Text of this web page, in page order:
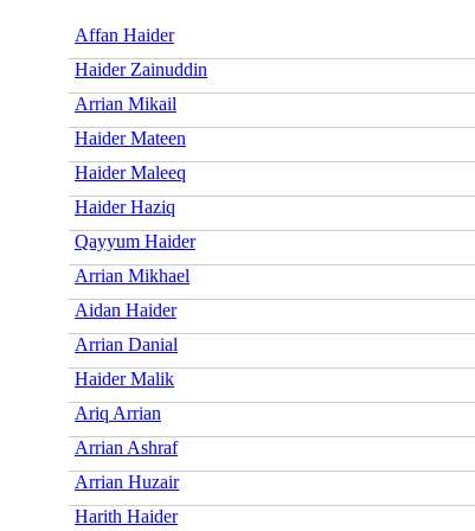
Affan Haider
Haider Zainuddin
Arrian Mikail
Haider Mateen
Haider Maleeq
Haider Haziq
Qayyum Haider
Arrian Mikhael
Aidan Haider
Arrian Danial
Haider Malik
Ariq Arrian
Arrian Ashraf
Arrian Huzair
Harith Haider